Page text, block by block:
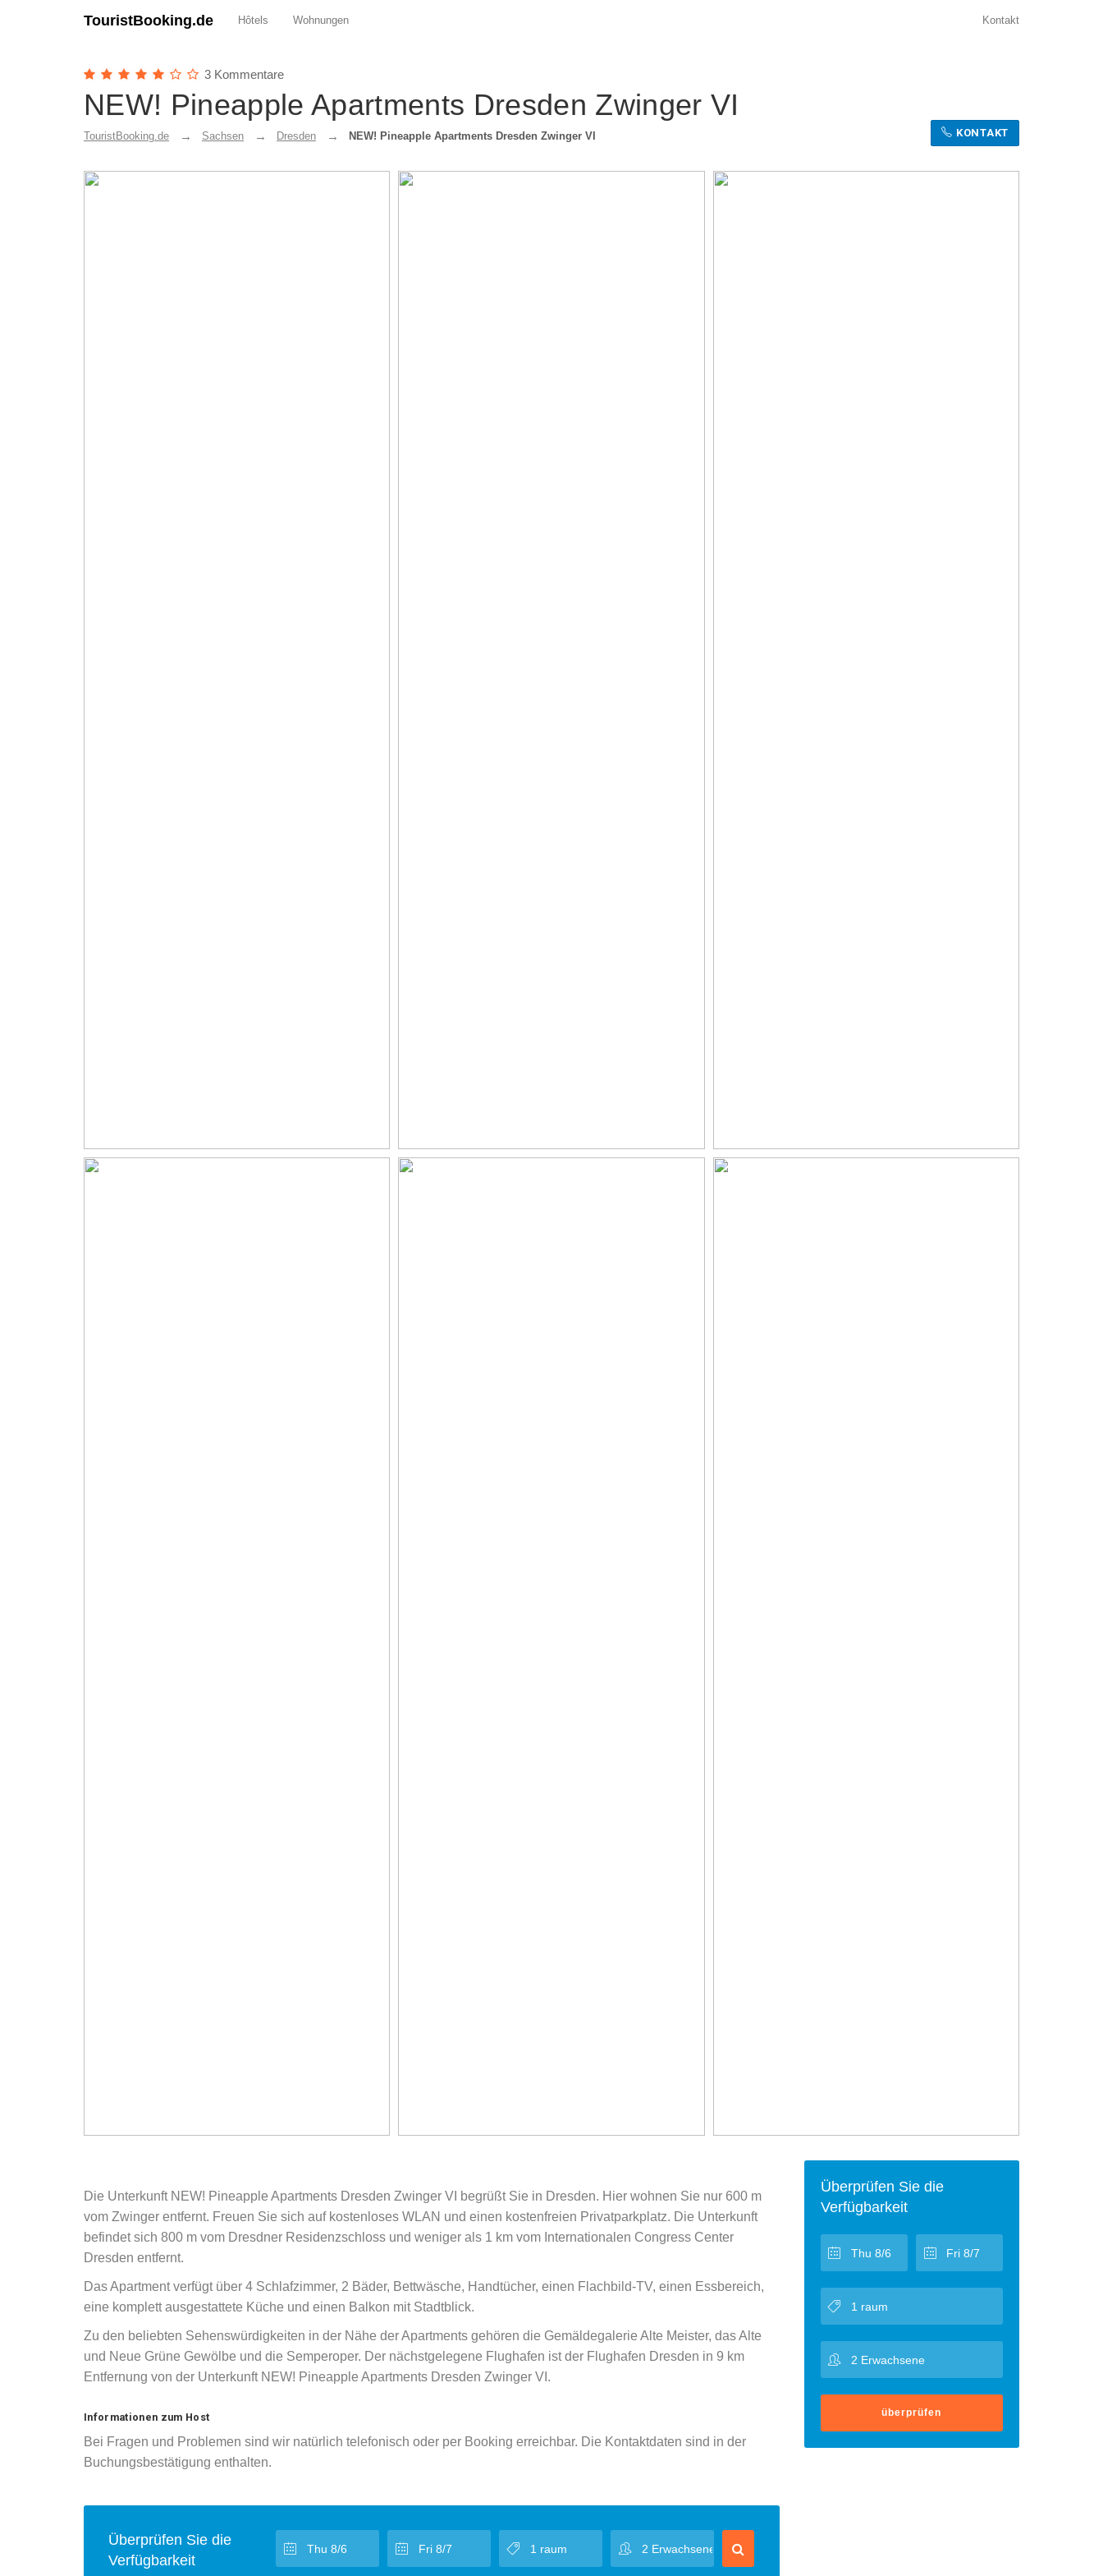
TouristBooking.de Hôtels Wohnungen Kontakt
3 Kommentare
NEW! Pineapple Apartments Dresden Zwinger VI
TouristBooking.de Sachsen Dresden NEW! Pineapple Apartments Dresden Zwinger VI KONTAKT
Überprüfen Sie die
Verfügbarkeit
überprüfen
Die Unterkunft NEW! Pineapple Apartments Dresden Zwinger VI begrüßt Sie in Dresden. Hier wohnen Sie nur 600 m
vom Zwinger entfernt. Freuen Sie sich auf kostenloses WLAN und einen kostenfreien Privatparkplatz. Die Unterkunft
befindet sich 800 m vom Dresdner Residenzschloss und weniger als 1 km vom Internationalen Congress Center
Dresden entfernt.
Das Apartment verfügt über 4 Schlafzimmer, 2 Bäder, Bettwäsche, Handtücher, einen Flachbild-TV, einen Essbereich,
eine komplett ausgestattete Küche und einen Balkon mit Stadtblick.
Zu den beliebten Sehenswürdigkeiten in der Nähe der Apartments gehören die Gemäldegalerie Alte Meister, das Alte
und Neue Grüne Gewölbe und die Semperoper. Der nächstgelegene Flughafen ist der Flughafen Dresden in 9 km
Entfernung von der Unterkunft NEW! Pineapple Apartments Dresden Zwinger VI.
Informationen zum Host
Bei Fragen und Problemen sind wir natürlich telefonisch oder per Booking erreichbar. Die Kontaktdaten sind in der
Buchungsbestätigung enthalten.
Überprüfen Sie die
Verfügbarkeit